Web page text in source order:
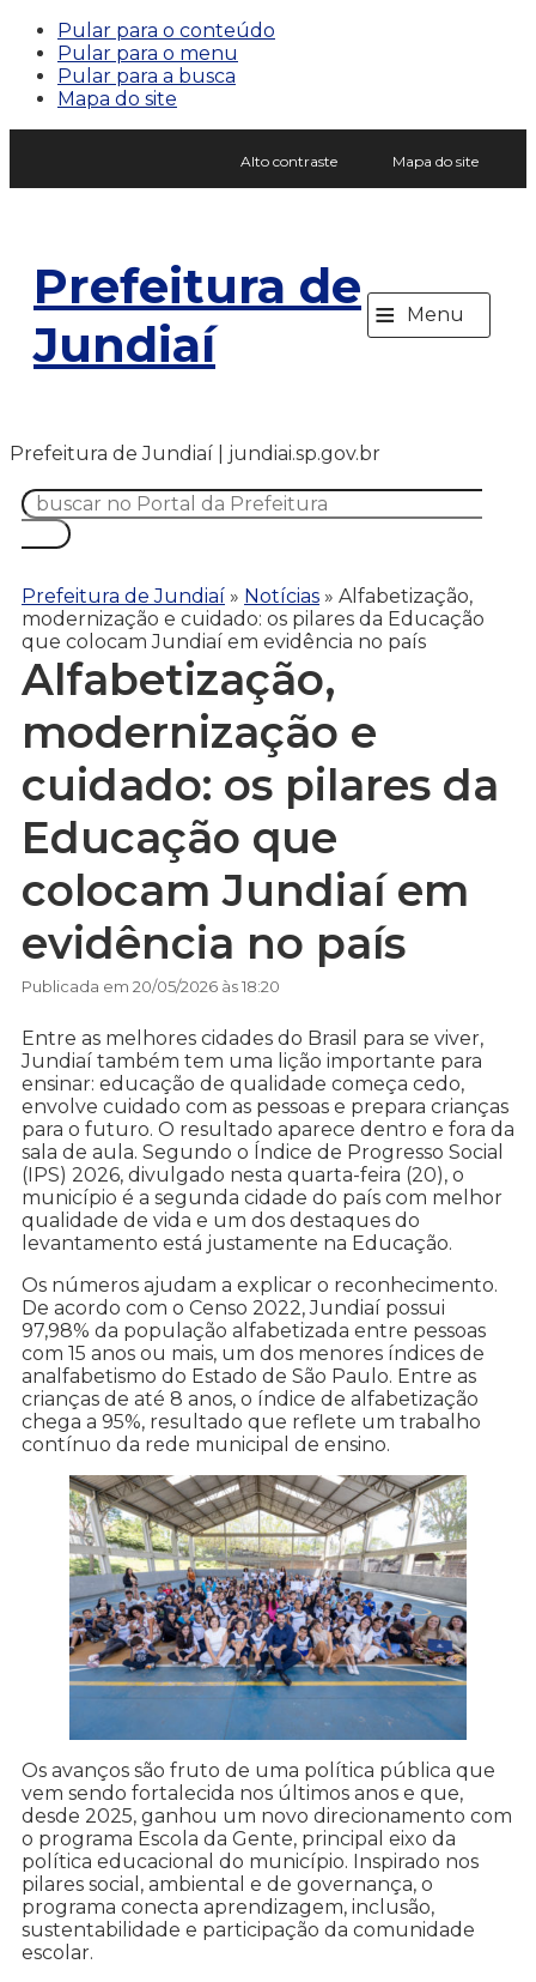
Pular para o conteúdo
Pular para o menu
Pular para a busca
Mapa do site
Alto contraste Mapa do site
Prefeitura de
Jundiaí
≡ Menu
Prefeitura de Jundiaí | jundiai.sp.gov.br
Prefeitura de Jundiaí » Notícias » Alfabetização,
modernização e cuidado: os pilares da Educação
que colocam Jundiaí em evidência no país
Alfabetização,
modernização e
cuidado: os pilares da
Educação que
colocam Jundiaí em
evidência no país
Publicada em 20/05/2026 às 18:20
Entre as melhores cidades do Brasil para se viver,
Jundiaí também tem uma lição importante para
ensinar: educação de qualidade começa cedo,
envolve cuidado com as pessoas e prepara crianças
para o futuro. O resultado aparece dentro e fora da
sala de aula. Segundo o Índice de Progresso Social
(IPS) 2026, divulgado nesta quarta-feira (20), o
município é a segunda cidade do país com melhor
qualidade de vida e um dos destaques do
levantamento está justamente na Educação.
Os números ajudam a explicar o reconhecimento.
De acordo com o Censo 2022, Jundiaí possui
97,98% da população alfabetizada entre pessoas
com 15 anos ou mais, um dos menores índices de
analfabetismo do Estado de São Paulo. Entre as
crianças de até 8 anos, o índice de alfabetização
chega a 95%, resultado que reflete um trabalho
contínuo da rede municipal de ensino.
Os avanços são fruto de uma política pública que
vem sendo fortalecida nos últimos anos e que,
desde 2025, ganhou um novo direcionamento com
o programa Escola da Gente, principal eixo da
política educacional do município. Inspirado nos
pilares social, ambiental e de governança, o
programa conecta aprendizagem, inclusão,
sustentabilidade e participação da comunidade
escolar.